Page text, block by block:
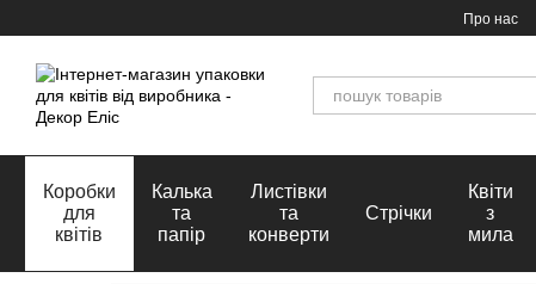
Про нас
Коробки
для
квітів
Калька
та
папір
Листівки
та
конверти
Стрічки
Квіти
з
мила